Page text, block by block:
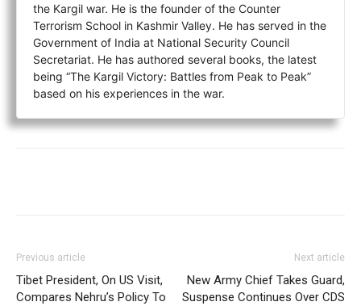
the Kargil war. He is the founder of the Counter
Terrorism School in Kashmir Valley. He has served in the
Government of India at National Security Council
Secretariat. He has authored several books, the latest
being “The Kargil Victory: Battles from Peak to Peak”
based on his experiences in the war.
Previous article
Tibet President, On US Visit,
Compares Nehru’s Policy To
Next article
New Army Chief Takes Guard,
Suspense Continues Over CDS